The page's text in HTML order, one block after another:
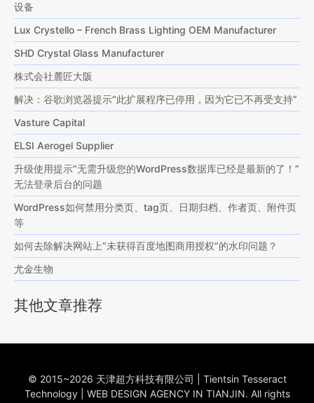
设备
Lux Crystello – French Brass Lighting OEM Manufacturer
SHD Crystal Glass Manufacturer
株式会社麓匠大阪
解决：谷歌浏览器提示“此扩展程序已停用，因为它已不再受支持”
Vasture Capital
ELSI Aerogel Supplier
升级使用提示”无需升级您的WordPress数据库已经是最新的了！”
无法登录后台的问题
WordPress如何禁用分类页、tag页、日期归档、作者页、附件页
等
如何去除解决网站上“未获得百度地图商用授权”的水印问题？
尤金生物
其他文章推荐
© 2015~2026 天津超方科技有限公司 | Tientsin Tesseract
Technology | WEB DESIGN AGENCY IN TIANJIN. All rights